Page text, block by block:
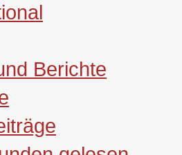
Berichte